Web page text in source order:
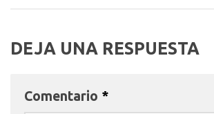
DEJA UNA RESPUESTA
Comentario *